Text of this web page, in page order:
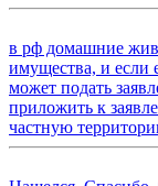
в рф домашние
имущества, и если
может подать
приложить к
частную